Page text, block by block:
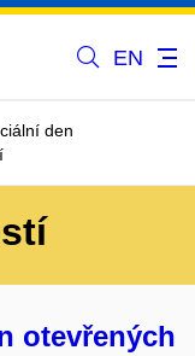
EN
den
otevřených